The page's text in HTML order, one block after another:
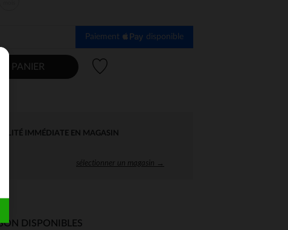
Paiement disponible
PANIER
IMMÉDIATE EN MAGASIN
sélectionner un magasin →
DISPONIBLES